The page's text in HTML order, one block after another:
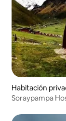
Habitación
Soraypampa